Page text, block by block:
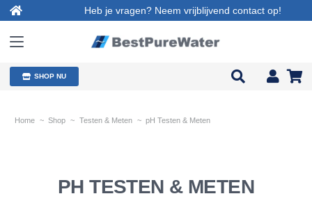
Heb je vragen? Neem vrijblijvend contact op!
SHOP NU
Home ~ Shop ~ Testen & Meten ~ pH Testen & Meten
PH TESTEN & METEN